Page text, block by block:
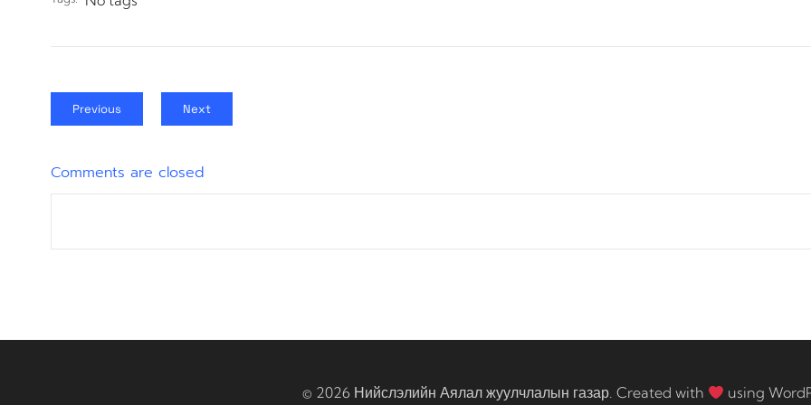
Previous Next
Comments are closed
© 2026 Нийслэлийн Аялал жуулчлалын газар. Created with using